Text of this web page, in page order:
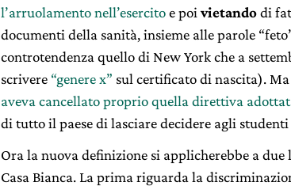
l’arruolamento nell’esercitoe poivietandodi
documenti della sanità, insieme alle parole
controtendenza quello di New York che a
scrivere “genere x” sul certificato di nascita).
aveva cancellato proprio quella direttiva
di tutto il paese di lasciare decidere agli
Ora la nuova definizione si applicherebbe a
Casa Bianca. La prima riguarda la